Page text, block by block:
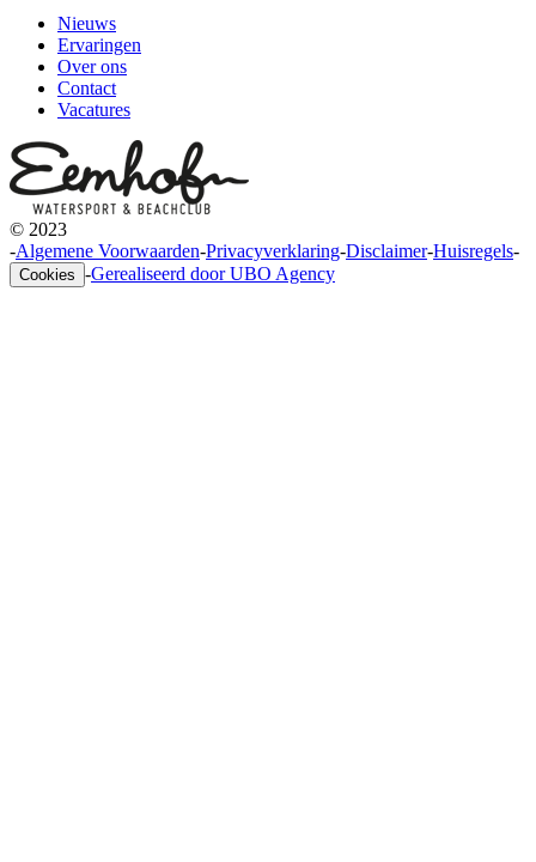
Nieuws
Ervaringen
Over ons
Contact
Vacatures
© 2023
-Algemene Voorwaarden-Privacyverklaring-Disclaimer-Huisregels-
Cookies -Gerealiseerd door UBO Agency